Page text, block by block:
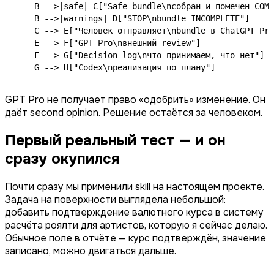
B -->|safe| C["Safe bundle\nсобран и помечен
    B -->|warnings| D["STOP\nbundle INCOMPLETE"]
C --> E["Человек отправляет\nbundle в ChatGPT
    E --> F["GPT Pro\nвнешний review"]
    F --> G["Decision log\nчто принимаем, что нет"]
    G --> H["Codex\nреализация по плану"]
GPT Pro не получает право «одобрить» изменение. Он
даёт second opinion. Решение остаётся за человеком.
Первый реальный тест — и он
сразу окупился
Почти сразу мы применили skill на настоящем проекте.
Задача на поверхности выглядела небольшой:
добавить подтверждение валютного курса в систему
расчёта роялти для артистов, которую я сейчас делаю.
Обычное поле в отчёте — курс подтверждён, значение
записано, можно двигаться дальше.